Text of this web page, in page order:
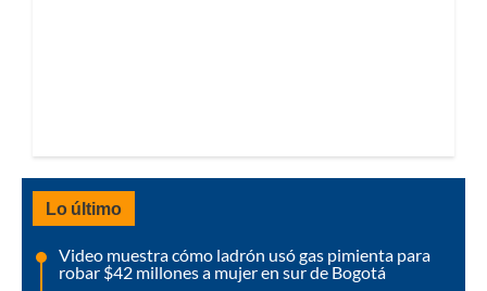
Lo último
Video muestra cómo ladrón usó gas pimienta para
robar $42 millones a mujer en sur de Bogotá